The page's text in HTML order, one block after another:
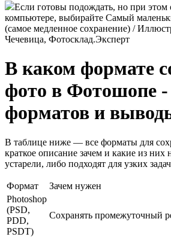
Если готовы подождать, но при этом
компьютере, выбирайте Самый
(самое медленное сохранение) /
Чечевица, Фотосклад.Эксперт
В каком формате
фото в Фотошопе -
форматов и
В таблице ниже — все форматы для
краткое описание зачем и какие из
устарели, либо подходят для узких
Формат
Зачем нужен
Photoshop
(PSD,
PDD,
PSDT)
Сохранять промежуточный